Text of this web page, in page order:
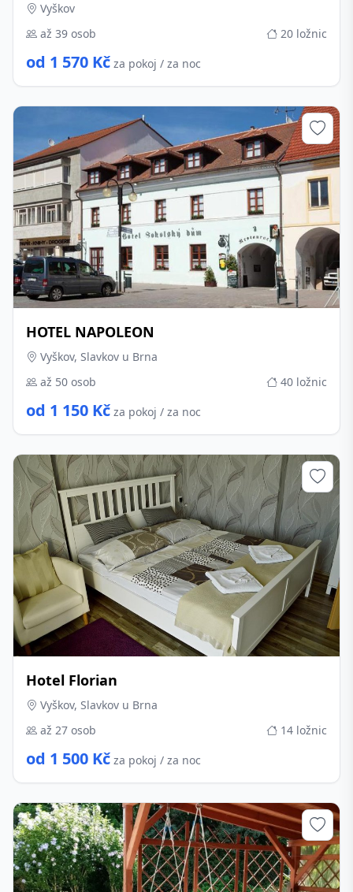
Vyškov
až 39 osob
20 ložnic
od 1 570 Kč za pokoj / za noc
HOTEL NAPOLEON
Vyškov, Slavkov u Brna
až 50 osob
40 ložnic
od 1 150 Kč za pokoj / za noc
Hotel Florian
Vyškov, Slavkov u Brna
až 27 osob
14 ložnic
od 1 500 Kč za pokoj / za noc